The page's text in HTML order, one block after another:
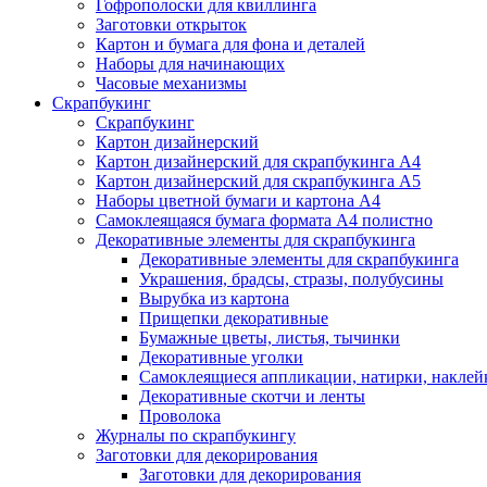
Гофрополоски для квиллинга
Заготовки открыток
Картон и бумага для фона и деталей
Наборы для начинающих
Часовые механизмы
Скрапбукинг
Скрапбукинг
Картон дизайнерский
Картон дизайнерский для скрапбукинга А4
Картон дизайнерский для скрапбукинга А5
Наборы цветной бумаги и картона А4
Самоклеящаяся бумага формата А4 полистно
Декоративные элементы для скрапбукинга
Декоративные элементы для скрапбукинга
Украшения, брадсы, стразы, полубусины
Вырубка из картона
Прищепки декоративные
Бумажные цветы, листья, тычинки
Декоративные уголки
Самоклеящиеся аппликации, натирки,
Декоративные скотчи и ленты
Проволока
Журналы по скрапбукингу
Заготовки для декорирования
Заготовки для декорирования